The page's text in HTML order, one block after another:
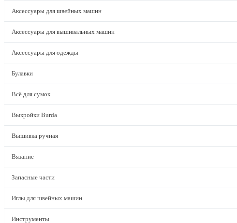
Аксессуары для швейных машин
Аксессуары для вышивальных машин
Аксессуары для одежды
Булавки
Всё для сумок
Выкройки Burda
Вышивка ручная
Вязание
Запасные части
Иглы для швейных машин
Инструменты